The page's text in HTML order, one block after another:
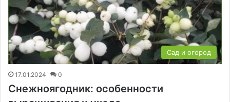
Сад и огород
17.01.2024 0
Снежноягодник: особенности